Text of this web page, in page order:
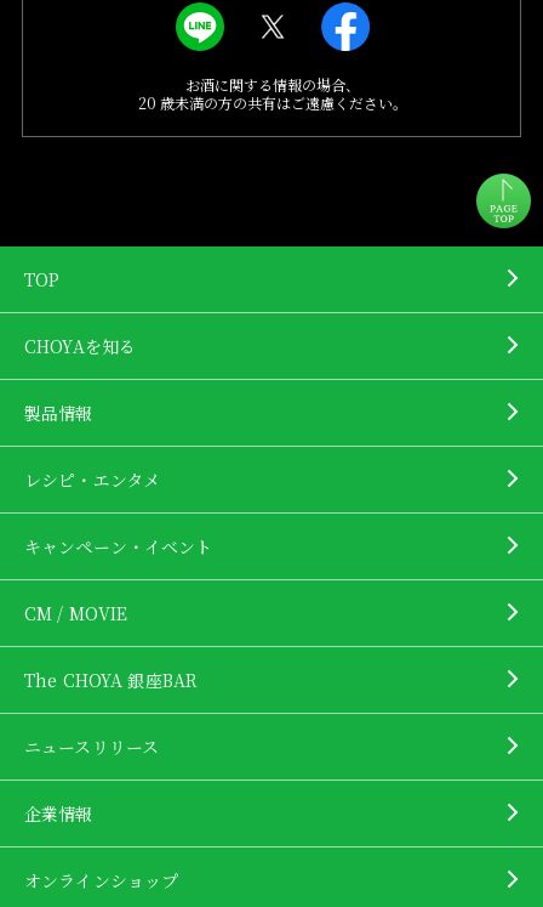
お酒に関する情報の場合、
20 歳未満の方の共有はご遠慮ください。
TOP
CHOYAを知る
製品情報
レシピ・エンタメ
キャンペーン・イベント
CM / MOVIE
The CHOYA 銀座BAR
ニュースリリース
企業情報
オンラインショップ